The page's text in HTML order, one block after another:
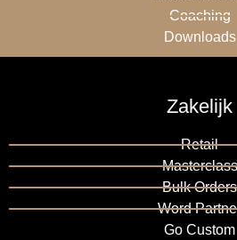
Coaching
Downloads
Zakelijk
Retail
Masterclass
Bulk Orders
Word
Go Custom